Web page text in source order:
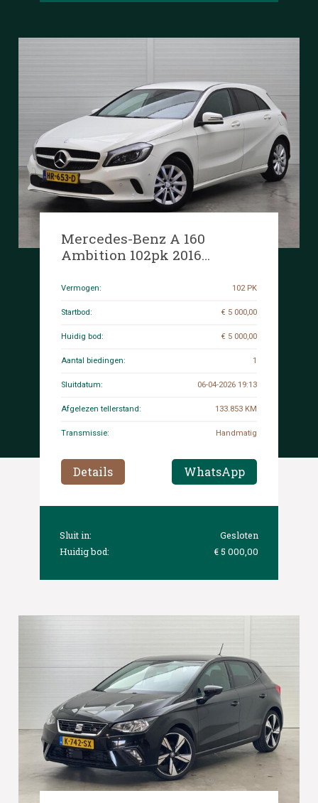
Mercedes-Benz A 160
Ambition 102pk 2016
653-D
Vermogen: 102 PK
Startbod: € 5 000,00
Huidig bod: € 5 000,00
Aantal biedingen: 1
Sluitdatum: 06-04-2026 19:13
Afgelezen tellerstand: 133.853 KM
Transmissie: Handmatig
Details WhatsApp
Sluit in:
Gesloten
Huidig bod:
€ 5 000,00